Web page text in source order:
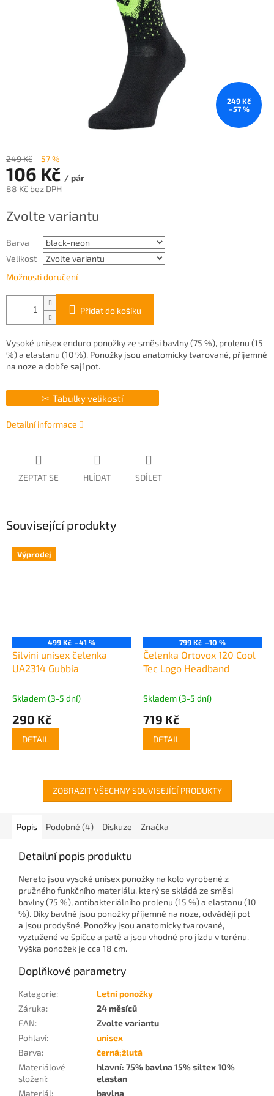
249 Kč
–57 %
249 Kč –57 %
106 Kč / pár
88 Kč bez DPH
cena:
Zvolte variantu
Barva
Velikost
Možnosti doručení
Přidat do košíku
Vysoké unisex enduro ponožky ze směsi bavlny (75 %), prolenu (15
%) a elastanu (10 %). Ponožky jsou anatomicky tvarované, příjemné
na noze a dobře sají pot.
Tabulky velikostí
Detailní informace
ZEPTAT SE HLÍDAT SDÍLET
Související produkty
Výprodej
499 Kč –41 %
Silvini unisex čelenka
UA2314 Gubbia
Skladem (3-5 dní)
290 Kč
DETAIL
799 Kč –10 %
Čelenka Ortovox 120 Cool
Tec Logo Headband
Skladem (3-5 dní)
719 Kč
DETAIL
ZOBRAZIT VŠECHNY SOUVISEJÍCÍ PRODUKTY
Popis Podobné (4) Diskuze Značka
Detailní popis produktu
Nereto jsou vysoké unisex ponožky na kolo vyrobené z
pružného funkčního materiálu, který se skládá ze směsi
bavlny (75 %), antibakteriálního prolenu (15 %) a elastanu (10
%). Díky bavlně jsou ponožky příjemné na noze, odvádějí pot
a jsou prodyšné. Ponožky jsou anatomicky tvarované,
vyztužené ve špičce a patě a jsou vhodné pro jízdu v terénu.
Výška ponožek je cca 18 cm.
Doplňkové parametry
Kategorie:
Letní ponožky
Záruka:
24 měsíců
EAN:
Zvolte variantu
Pohlaví:
unisex
Barva:
černá;žlutá
Materiálové
složení:
hlavní: 75% bavlna 15% siltex 10%
elastan
Materiál: bavlna